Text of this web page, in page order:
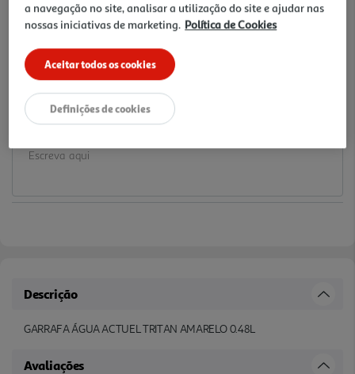
5.99 €/un
5,99 €
Notas de preparação
Descrição
GARRAFA ÁGUA ACTUEL TRITAN AMARELO 0.48L
Avaliações
a navegação no site, analisar a utilização do site e ajudar nas
nossas iniciativas de marketing. Política de Cookies
Aceitar todos os cookies
Definições de cookies